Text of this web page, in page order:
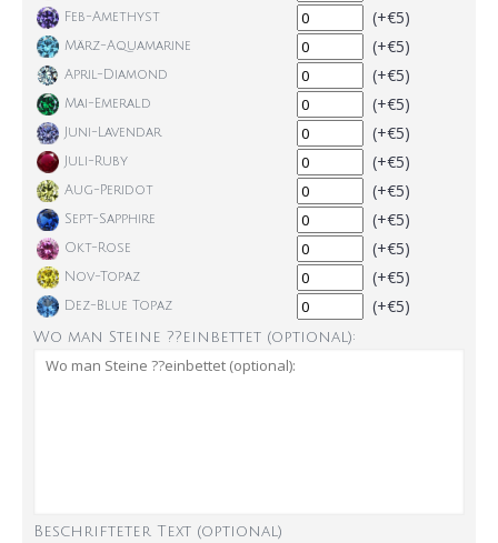
Feb-Amethyst (+€5)
März-Aquamarine (+€5)
April-Diamond (+€5)
Mai-Emerald (+€5)
Juni-Lavendar (+€5)
Juli-Ruby (+€5)
Aug-Peridot (+€5)
Sept-Sapphire (+€5)
Okt-Rose (+€5)
Nov-Topaz (+€5)
Dez-Blue Topaz (+€5)
Wo man Steine ??einbettet (optional):
Beschrifteter Text (optional)